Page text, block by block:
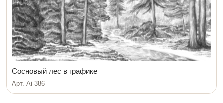
Сосновый лес в графике
Арт. Ai-386